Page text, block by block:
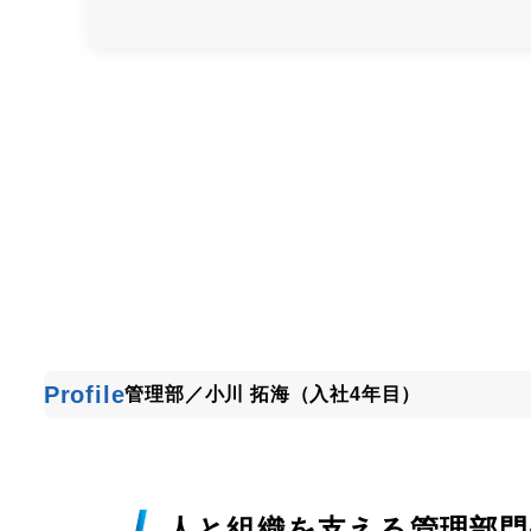
Profile管理部／小川 拓海（入社4年目）